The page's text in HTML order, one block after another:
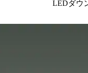
LEDダウ